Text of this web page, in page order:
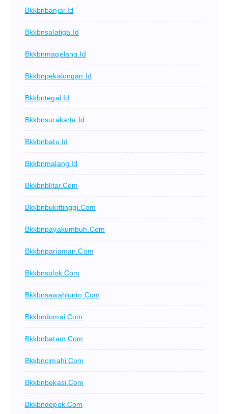
Bkkbnbanjar.id
Bkkbnsalatiga.id
Bkkbnmagelang.id
Bkkbnpekalongan.id
Bkkbntegal.id
Bkkbnsurakarta.id
Bkkbnbatu.id
Bkkbnmalang.id
Bkkbnblitar.com
Bkkbnbukittinggi.com
Bkkbnpayakumbuh.com
Bkkbnpariaman.com
Bkkbnsolok.com
Bkkbnsawahlunto.com
Bkkbndumai.com
Bkkbnbatam.com
Bkkbncimahi.com
Bkkbnbekasi.com
Bkkbndepok.com